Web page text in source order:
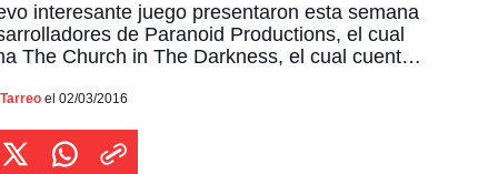
interesante juego presentaron esta semana
de Paranoid Productions, el cual
The Church in The Darkness, el cual cuenta
de vida norteamericano está corrupto,
para […]
el 02/03/2016